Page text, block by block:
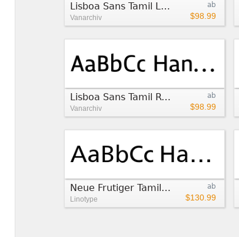
ab
$98.99
Lisboa Sans Tamil Light
Vanarchiv
ab
$98.99
Lisboa Sans Tamil Regular
Vanarchiv
ab
$130.99
Neue Frutiger Tamil Regular
Linotype